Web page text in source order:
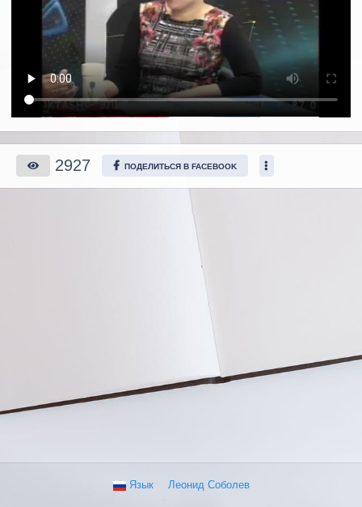
2927 ПОДЕЛИТЬСЯ В FACEBOOK
Язык Леонид Соболев